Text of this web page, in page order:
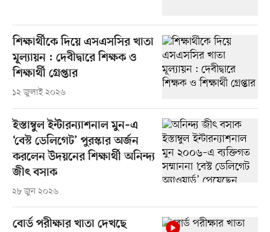
শিক্ষার্থীকে দিয়ে এসএসসির খাতা
মূল্যায়ন : দেবীদ্বারে শিক্ষক ও
শিক্ষার্থী গ্রেপ্তার
১২ জুলাই ২০২৬
ইস্তাম্বুল ইন্টারন্যাশনাল মুন–এ
‘বেস্ট ডেলিগেট’ পুরস্কার অর্জন
করলেন উদয়নের শিক্ষার্থী অনিন্দ্য
জীৎ বসাক
২৮ জুন ২০২৬
বোর্ড পরীক্ষার খাতা দেখছে